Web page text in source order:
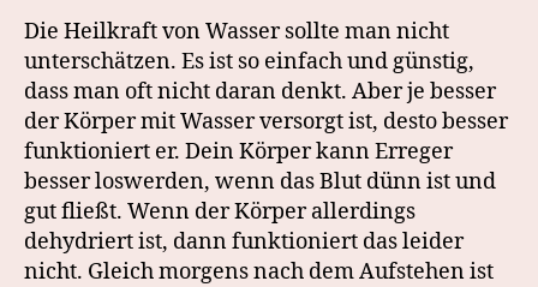
Die Heilkraft von Wasser sollte man nicht
unterschätzen. Es ist so einfach und günstig,
dass man oft nicht daran denkt. Aber je besser
der Körper mit Wasser versorgt ist, desto besser
funktioniert er. Dein Körper kann Erreger
besser loswerden, wenn das Blut dünn ist und
gut fließt. Wenn der Körper allerdings
dehydriert ist, dann funktioniert das leider
nicht. Gleich morgens nach dem Aufstehen ist